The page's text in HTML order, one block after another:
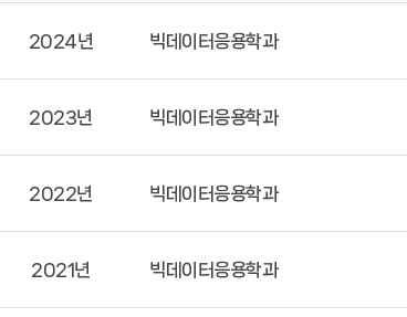
2024년 빅데이터응용학과
2023년 빅데이터응용학과
2022년 빅데이터응용학과
2021년 빅데이터응용학과